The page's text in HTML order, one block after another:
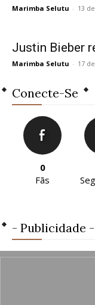
Marimba Selutu - 13
Justin Bieber
Marimba Selutu - 17
Conecte-Se
0
Fãs
- Publicidade -